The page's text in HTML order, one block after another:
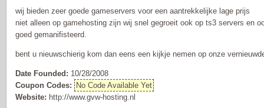
wij bieden zeer goede gameservers voor een aantrekkelijke lage prijs
niet alleen op gamehosting zijn wij snel gegroeit ook op ts3 servers en
goed gemanifisteerd.
bent u nieuwschierig kom dan eens een kijkje nemen op onze
Date Founded: 10/28/2008
Coupon Codes:
No Code Available Yet
Website: http://www.gvw-hosting.nl